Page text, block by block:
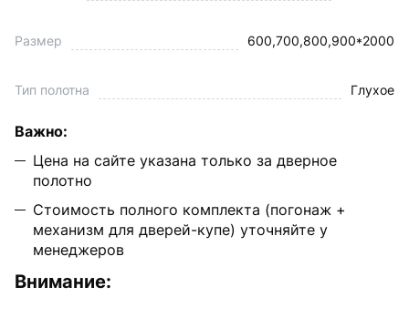
Размер 600,700,800,900*2000
Тип полотна Глухое
Важно:
Цена на сайте указана только за дверное
полотно
Стоимость полного комплекта (погонаж +
механизм для дверей-купе) уточняйте у
менеджеров
Внимание: